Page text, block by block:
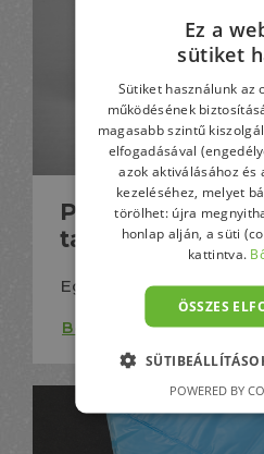
Primer
tasakok
Egy hegesztett
Bővebben
Ez a
sütiket
Sütiket használunk az
működésének
magasabb szintű
elfogadásával
azok aktiválásához és
kezeléséhez, melyet
törölhet: újra
honlap alján, a süti
kattintva.
ÖSSZES
POWERED BY